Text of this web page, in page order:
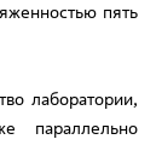
пять
лаборатории,